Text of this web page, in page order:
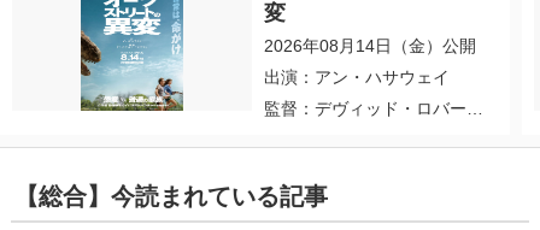
変
2026年08月14日（金）公開
出演：アン・ハサウェイ
監督：デヴィッド・ロバー
【総合】今読まれている記事